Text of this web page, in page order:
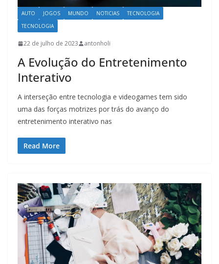
AUTO JOGOS MUNDO NOTICIAS
TECNOLOGIA
TECNOLOGIA
22 de julho de 2023 antonholi
A Evolução do Entretenimento
Interativo
A interseção entre tecnologia e videogames tem sido
uma das forças motrizes por trás do avanço do
entretenimento interativo nas
Read More